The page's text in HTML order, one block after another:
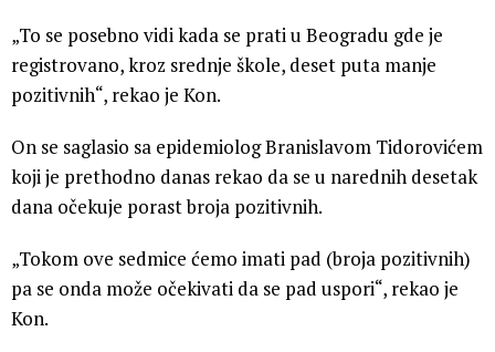
„To se posebno vidi kada se prati u Beogradu gde je
registrovano, kroz srednje škole, deset puta manje
pozitivnih“, rekao je Kon.
On se saglasio sa epidemiolog Branislavom Tidorovićem
koji je prethodno danas rekao da se u narednih desetak
dana očekuje porast broja pozitivnih.
„Tokom ove sedmice ćemo imati pad (broja pozitivnih)
pa se onda može očekivati da se pad uspori“, rekao je
Kon.